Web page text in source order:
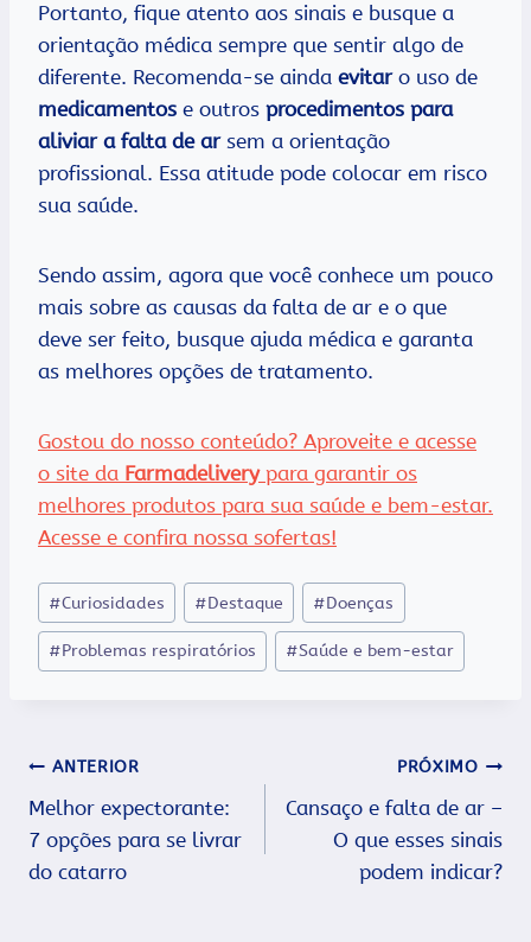
Portanto, fique atento aos sinais e busque a
orientação médica sempre que sentir algo de
diferente. Recomenda-se ainda evitar o uso de
medicamentos e outros procedimentos para
aliviar a falta de arsem a orientação
profissional. Essa atitude pode colocar em risco
sua saúde.
Sendo assim, agora que você conhece um pouco
mais sobre as causas da falta de ar e o que
deve ser feito, busque ajuda médica e garanta
as melhores opções de tratamento.
Gostou do nosso conteúdo? Aproveite e acesse
o site da Farmadeliverypara garantir os
melhores produtos para sua saúde e bem-estar.
Acesse e confira nossa sofertas!
Tags
do
Post:
#Curiosidades #Destaque #Doenças
#Problemas respiratórios #Saúde e bem-estar
Navegação
de
Post
ANTERIOR
Melhor expectorante:
7 opções para se livrar
do catarro
PRÓXIMO
Cansaço e falta de ar –
O que esses sinais
podem indicar?